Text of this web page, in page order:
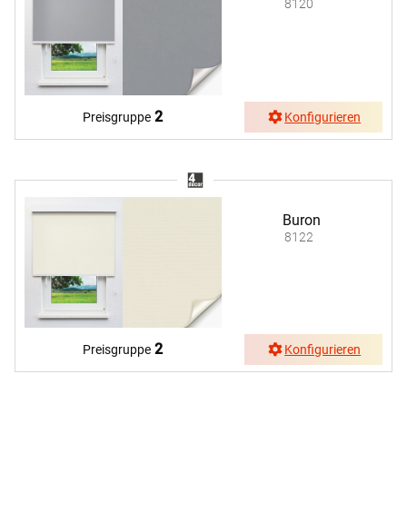
8120
Preisgruppe 2 Konfigurieren
Buron
8122
Preisgruppe 2 Konfigurieren